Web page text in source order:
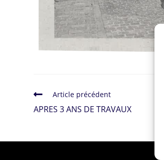
Article précédent
APRES 3 ANS DE TRAVAUX